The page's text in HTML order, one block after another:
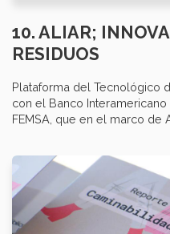
10. ALIAR;
RESIDUOS
Plataforma del Tecnológico
con el Banco
FEMSA, que en el marco de